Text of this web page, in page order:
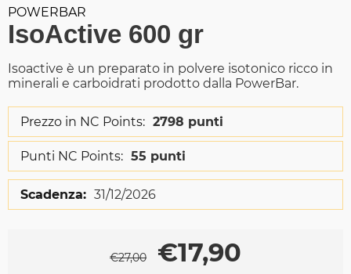
POWERBAR
IsoActive 600 gr
Isoactive è un preparato in polvere isotonico ricco in
minerali e carboidrati prodotto dalla PowerBar.
Prezzo in NC Points: 2798 punti
Punti NC Points: 55 punti
Scadenza: 31/12/2026
€27,00 €17,90